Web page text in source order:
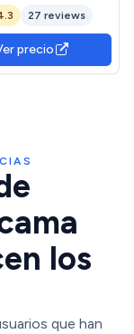
Costura Vista
Cabecero
en Polipiel para
Matrimonio-
Colgar. (Blanco-
27 reviews
precio
los
que han